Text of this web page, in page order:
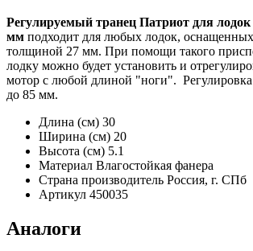
Регулируемый транец Патриот для
мм подходит для любых лодок,
толщиной 27 мм. При помощи такого
лодку можно будет установить и
мотор с любой длиной "ноги".
до 85 мм.
Длина (см) 30
Ширина (см) 20
Высота (см) 5.1
Материал Влагостойкая фанера
Страна производитель Россия, г. СПб
Артикул 450035
Аналоги